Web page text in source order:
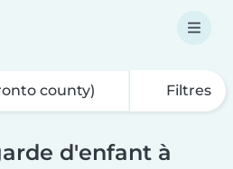
Filtres
d'enfant à